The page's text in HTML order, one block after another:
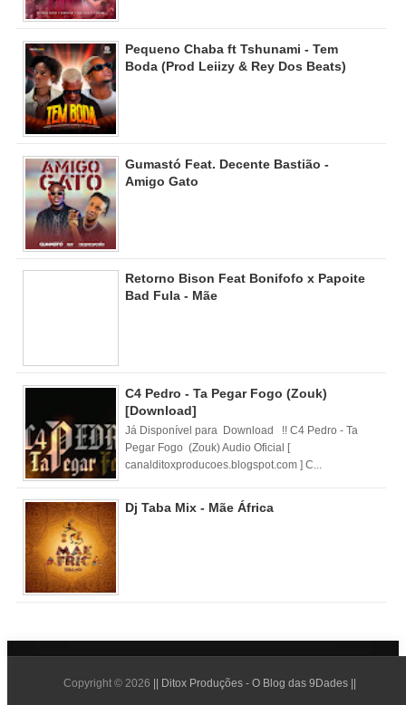
Pequeno Chaba ft Tshunami - Tem
Boda (Prod Leiizy & Rey Dos Beats)
Gumastó Feat. Decente Bastião -
Amigo Gato
Retorno Bison Feat Bonifofo x Papoite
Bad Fula - Mãe
C4 Pedro - Ta Pegar Fogo (Zouk)
[Download]
Já Disponível para Download !! C4 Pedro - Ta
Pegar Fogo (Zouk) Audio Oficial [
canalditoxproducoes.blogspot.com ] C...
Dj Taba Mix - Mãe África
Copyright ©2026 || Ditox Produções - O Blog das 9Dades ||